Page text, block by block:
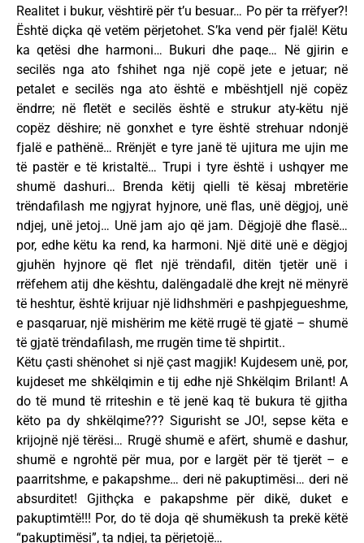
Realitet i bukur, vështirë për t’u besuar… Po për ta rrëfyer?!
Është diçka që vetëm përjetohet. S’ka vend për fjalë! Këtu
ka qetësi dhe harmoni… Bukuri dhe paqe… Në gjirin e
secilës nga ato fshihet nga një copë jete e jetuar; në
petalet e secilës nga ato është e mbështjell një copëz
ëndrre; në fletët e secilës është e strukur aty-këtu një
copëz dëshire; në gonxhet e tyre është strehuar ndonjë
fjalë e pathënë… Rrënjët e tyre janë të ujitura me ujin me
të pastër e të kristaltë… Trupi i tyre është i ushqyer me
shumë dashuri… Brenda këtij qielli të kësaj mbretërie
trëndafilash me ngjyrat hyjnore, unë flas, unë dëgjoj, unë
ndjej, unë jetoj… Unë jam ajo që jam. Dëgjojë dhe flasë…
por, edhe këtu ka rend, ka harmoni. Një ditë unë e dëgjoj
gjuhën hyjnore që flet një trëndafil, ditën tjetër unë i
rrëfehem atij dhe kështu, dalëngadalë dhe krejt në mënyrë
të heshtur, është krijuar një lidhshmëri e pashpjegueshme,
e pasqaruar, një mishërim me këtë rrugë të gjatë – shumë
të gjatë trëndafilash, me rrugën time të shpirtit..
Këtu çasti shënohet si një çast magjik! Kujdesem unë, por,
kujdeset me shkëlqimin e tij edhe një Shkëlqim Brilant! A
do të mund të rriteshin e të jenë kaq të bukura të gjitha
këto pa dy shkëlqime??? Sigurisht se JO!, sepse këta e
krijojnë një tërësi… Rrugë shumë e afërt, shumë e dashur,
shumë e ngrohtë për mua, por e largët për të tjerët – e
paarritshme, e pakapshme… deri në pakuptimësi… deri në
absurditet! Gjithçka e pakapshme për dikë, duket e
pakuptimtë!!! Por, do të doja që shumëkush ta prekë këtë
“pakuptimësi”, ta ndjej, ta përjetojë…